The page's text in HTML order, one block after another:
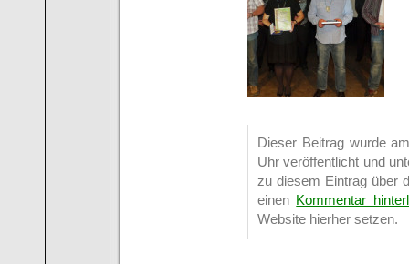
Dieser Beitrag wurde
Uhr veröffentlicht und
zu diesem Eintrag über
einen Kommentar
Website hierher setzen.